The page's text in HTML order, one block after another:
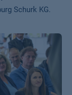
Schurk KG.